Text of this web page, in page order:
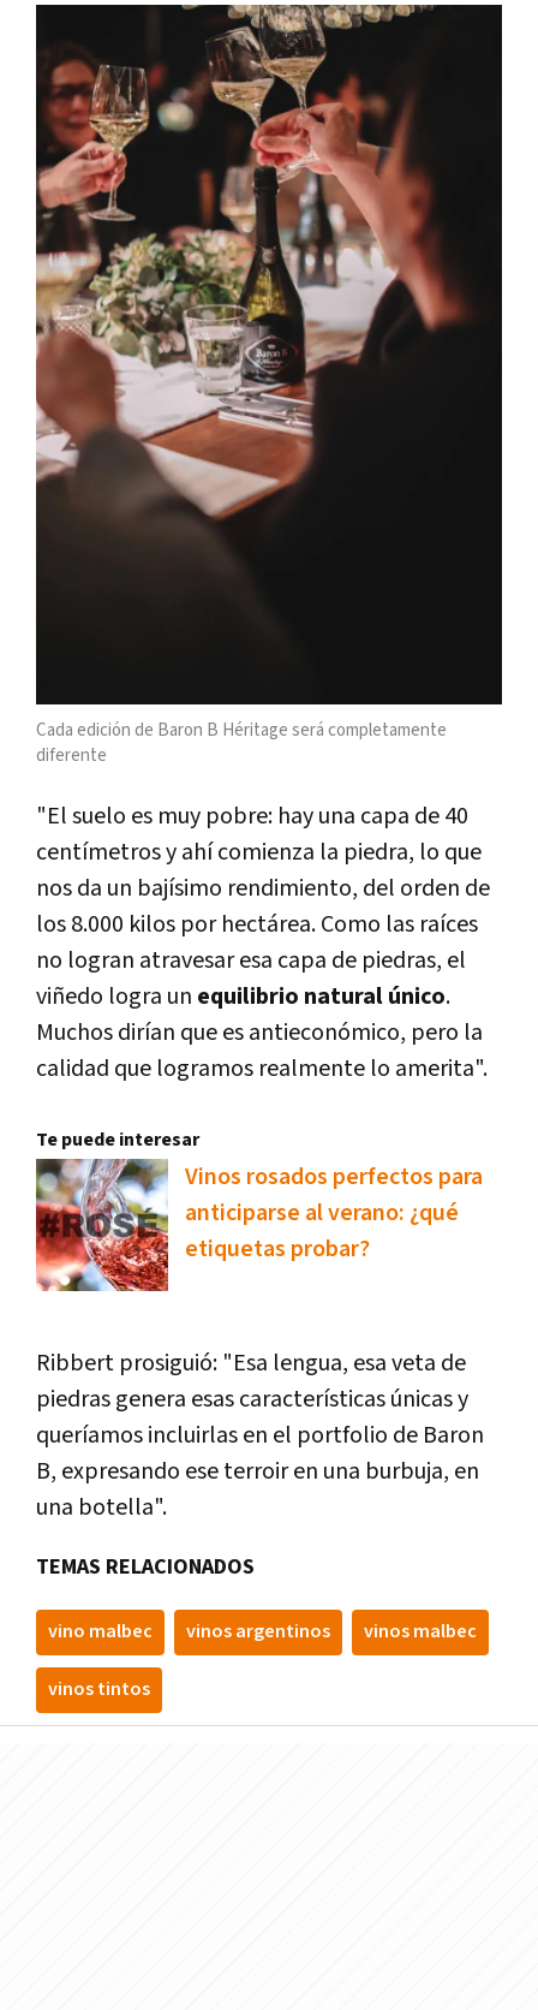
Cada edición de Baron B Héritage será completamente
diferente
"El suelo es muy pobre: hay una capa de 40
centímetros y ahí comienza la piedra, lo que
nos da un bajísimo rendimiento, del orden de
los 8.000 kilos por hectárea. Como las raíces
no logran atravesar esa capa de piedras, el
viñedo logra un equilibrio natural único.
Muchos dirían que es antieconómico, pero la
calidad que logramos realmente lo amerita".
Te puede interesar
Vinos rosados perfectos para
anticiparse al verano: ¿qué
etiquetas probar?
Ribbert prosiguió: "Esa lengua, esa veta de
piedras genera esas características únicas y
queríamos incluirlas en el portfolio de Baron
B, expresando ese terroir en una burbuja, en
una botella".
TEMAS RELACIONADOS
vino malbec vinos argentinos vinos malbec
vinos tintos